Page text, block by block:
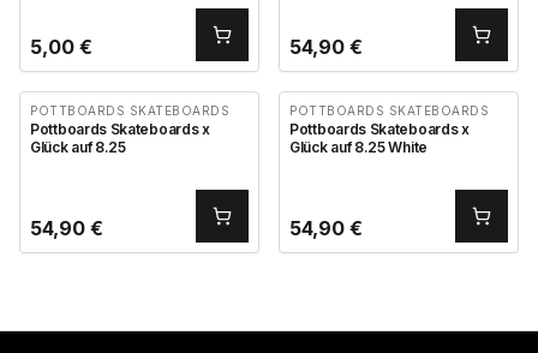
5,00 € 54,90 €
POTTBOARDS SKATEBOARDS
Pottboards Skateboards x
Glück auf 8.25
54,90 €
POTTBOARDS SKATEBOARDS
Pottboards Skateboards x
Glück auf 8.25 White
54,90 €